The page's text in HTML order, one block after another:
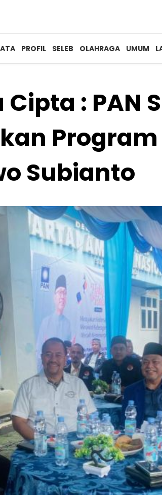
PROFIL SELEB OLAHRAGA UMUM
Cipta : PAN
Subianto